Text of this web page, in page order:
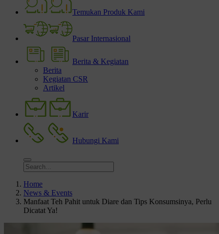
Temukan Produk Kami
Pasar Internasional
Berita & Kegiatan
Berita
Kegiatan CSR
Artikel
Karir
Hubungi Kami
Home
News & Events
Manfaat Teh Pahit untuk Diare dan Tips Konsumsinya, Perlu
Dicatat Ya!